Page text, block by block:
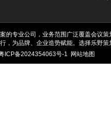
的专业公司，业务范围广泛覆盖会议
，为品牌、企业造势赋能。选择乐野
ICP备2024354063号-1 网站地图